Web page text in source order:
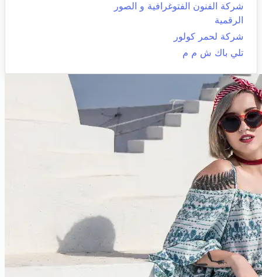
شركة الفنون الفتوغرافية و الصور
الرقمية
شركة لحمر كولور
تلي باك ش م م